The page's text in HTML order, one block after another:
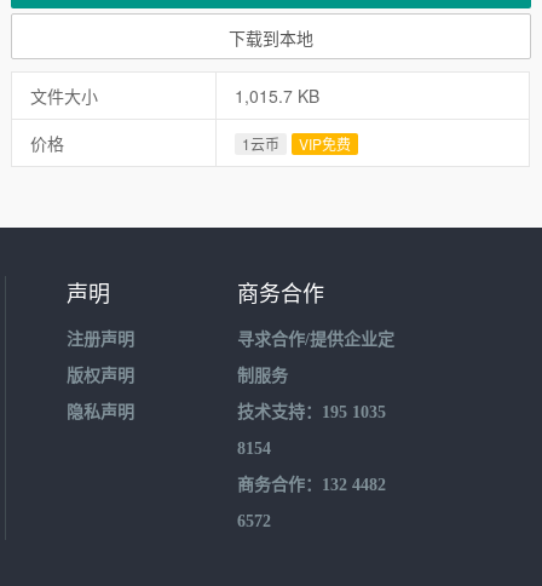
下载到本地
文件大小
1,015.7 KB
价格
1云币 VIP免费
声明
注册声明
版权声明
隐私声明
商务合作
寻求合作/提供企业定
制服务
技术支持：195 1035
8154
商务合作：132 4482
6572